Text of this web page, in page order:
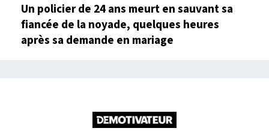
Un policier de 24 ans meurt en sauvant sa
fiancée de la noyade, quelques heures
après sa demande en mariage